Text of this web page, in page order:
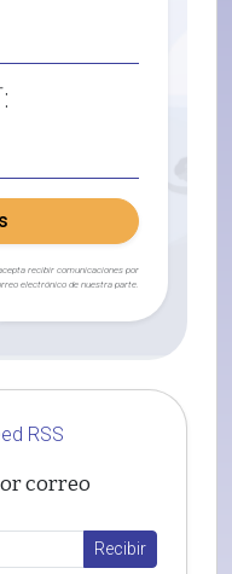
:
recibir comunicaciones por
electrónico de nuestra parte.
RSS
correo